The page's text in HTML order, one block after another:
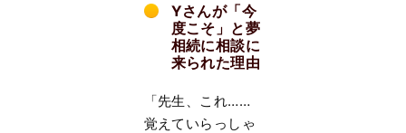
Yさんが「今
度こそ」と夢
相続に相談に
来られた理由
「先生、これ……
覚えていらっしゃ